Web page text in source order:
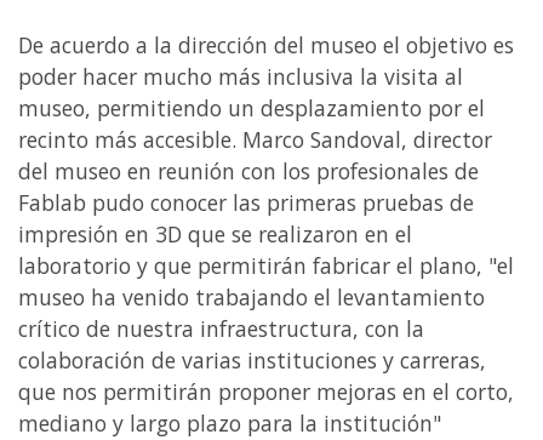
De acuerdo a la dirección del museo el objetivo es
poder hacer mucho más inclusiva la visita al
museo, permitiendo un desplazamiento por el
recinto más accesible. Marco Sandoval, director
del museo en reunión con los profesionales de
Fablab pudo conocer las primeras pruebas de
impresión en 3D que se realizaron en el
laboratorio y que permitirán fabricar el plano, "el
museo ha venido trabajando el levantamiento
crítico de nuestra infraestructura, con la
colaboración de varias instituciones y carreras,
que nos permitirán proponer mejoras en el corto,
mediano y largo plazo para la institución"